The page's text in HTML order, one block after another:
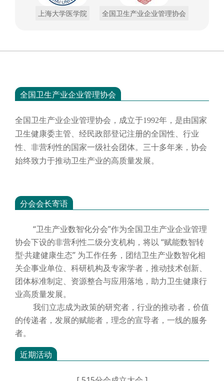
上海大学医学院 全国卫生产业企业管理协会
全国卫生产业企业管理协会
全国卫生产业企业管理协会，成立于1992年，是由国家
卫生健康委主管、经民政部登记注册的全国性、行业
性、非营利性的国家一级社会团体。三十多年来，协会
始终致力于推动卫生产业的高质量发展。
分会会长寄语
“卫生产业数智化分会”作为全国卫生产业企业管理
协会下设的非营利性二级分支机构，将以 “赋能数智转
型·共建健康生态” 为工作任务，团结卫生产业数智化相
关企事业单位、科研机构及专家学者，推动技术创新、
团体标准制定、资源整合与应用落地，助力卫生健康行
业高质量发展。
我们立志成为政策的研究者，行业的推动者，价值
的传递者，发展的赋能者，理念的宣导者，一线的服务
者。
近期活动